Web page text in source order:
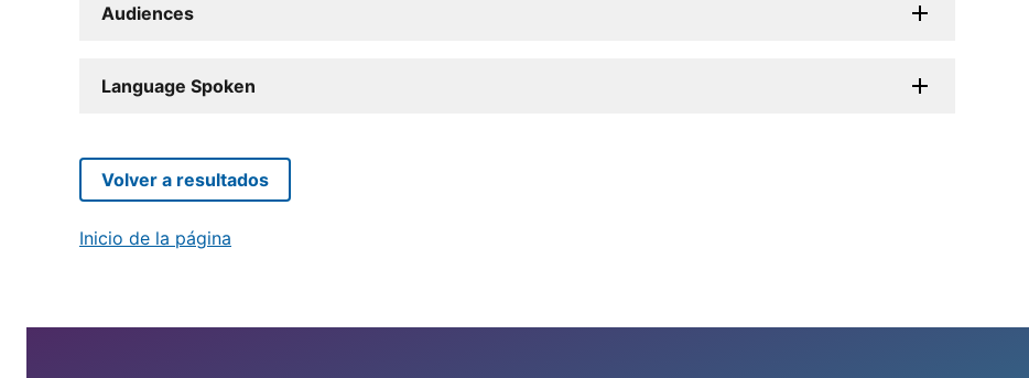
Audiences
Language Spoken
Volver a resultados
Inicio de la página